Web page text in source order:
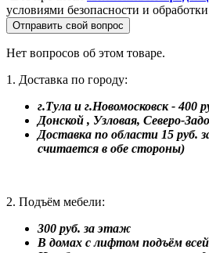
условиями безопасности и
Отправить свой вопрос
Нет вопросов об этом товаре.
1. Доставка по городу:
г.Тула и г.Новомосковск - 400
Донской , Узловая, Северо-
Доставка по области 15 руб.
считается в обе стороны)
2. Подъём мебели:
300 руб. за этаж
В домах с лифтом подъём